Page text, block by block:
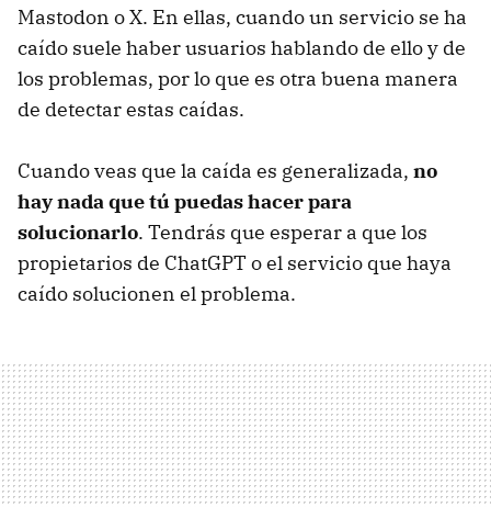
Mastodon o X. En ellas, cuando un servicio se ha
caído suele haber usuarios hablando de ello y de
los problemas, por lo que es otra buena manera
de detectar estas caídas.
Cuando veas que la caída es generalizada, no
hay nada que tú puedas hacer para
solucionarlo. Tendrás que esperar a que los
propietarios de ChatGPT o el servicio que haya
caído solucionen el problema.